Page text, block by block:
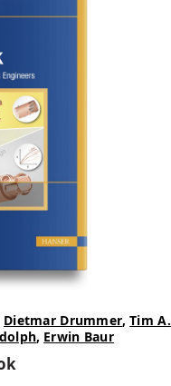
Dietmar Drummer,Tim A.
, Erwin Baur